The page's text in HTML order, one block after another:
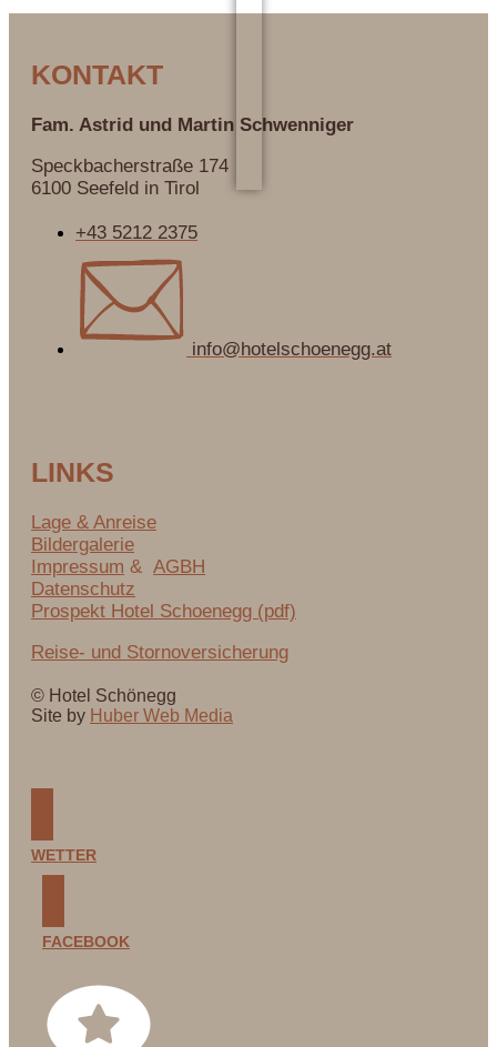
KONTAKT
Fam. Astrid und Martin Schwenniger
Speckbacherstraße 174
6100 Seefeld in Tirol
+43 5212 2375
info@hotelschoenegg.at
LINKS
Lage & Anreise
Bildergalerie
Impressum & AGBH
Datenschutz
Prospekt Hotel Schoenegg (pdf)
Reise- und Stornoversicherung
© Hotel Schönegg
Site by Huber Web Media
WETTER
FACEBOOK